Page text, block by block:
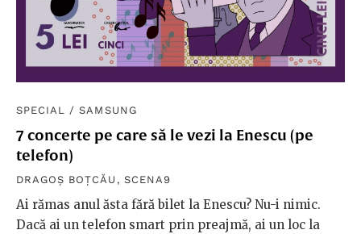
SPECIAL /SAMSUNG
7 concerte pe care să le vezi la Enescu (pe
telefon)
DRAGOȘ BOȚCĂU , SCENA9
Ai rămas anul ăsta fără bilet la Enescu? Nu-i nimic.
Dacă ai un telefon smart prin preajmă, ai un loc la